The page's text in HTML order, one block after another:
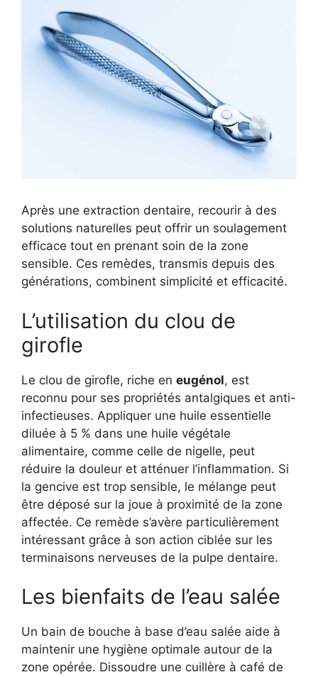
Après une extraction dentaire, recourir à des
solutions naturelles peut offrir un soulagement
efficace tout en prenant soin de la zone
sensible. Ces remèdes, transmis depuis des
générations, combinent simplicité et efficacité.
L’utilisation du clou de
girofle
Le clou de girofle, riche en eugénol, est
reconnu pour ses propriétés antalgiques et anti-
infectieuses. Appliquer une huile essentielle
diluée à 5 % dans une huile végétale
alimentaire, comme celle de nigelle, peut
réduire la douleur et atténuer l’inflammation. Si
la gencive est trop sensible, le mélange peut
être déposé sur la joue à proximité de la zone
affectée. Ce remède s’avère particulièrement
intéressant grâce à son action ciblée sur les
terminaisons nerveuses de la pulpe dentaire.
Les bienfaits de l’eau salée
Un bain de bouche à base d’eau salée aide à
maintenir une hygiène optimale autour de la
zone opérée. Dissoudre une cuillère à café de